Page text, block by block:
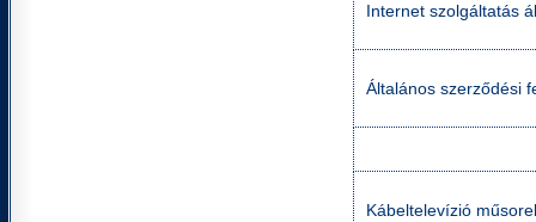
Internet szolgáltatás
Általános szerződési
Kábeltelevízió